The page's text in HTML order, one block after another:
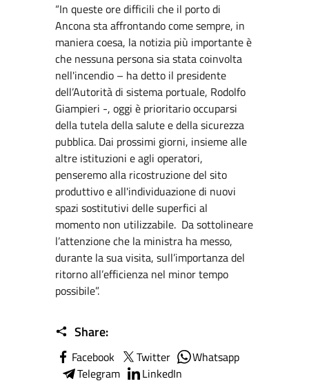
“In queste ore difficili che il porto di
Ancona sta affrontando come sempre, in
maniera coesa, la notizia più importante è
che nessuna persona sia stata coinvolta
nell'incendio – ha detto il presidente
dell’Autorità di sistema portuale, Rodolfo
Giampieri -, oggi è prioritario occuparsi
della tutela della salute e della sicurezza
pubblica. Dai prossimi giorni, insieme alle
altre istituzioni e agli operatori,
penseremo alla ricostruzione del sito
produttivo e all'individuazione di nuovi
spazi sostitutivi delle superfici al
momento non utilizzabile. Da sottolineare
l’attenzione che la ministra ha messo,
durante la sua visita, sull’importanza del
ritorno all’efficienza nel minor tempo
possibile”.
Share:
Facebook Twitter
Whatsapp
Telegram
LinkedIn